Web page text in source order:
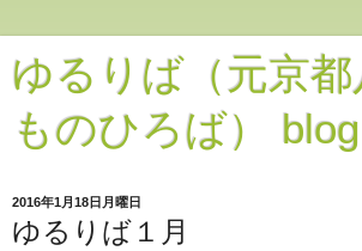
ゆるりば（元京
ものひろば） blog
2016年1月18日月曜日
ゆるりば１月